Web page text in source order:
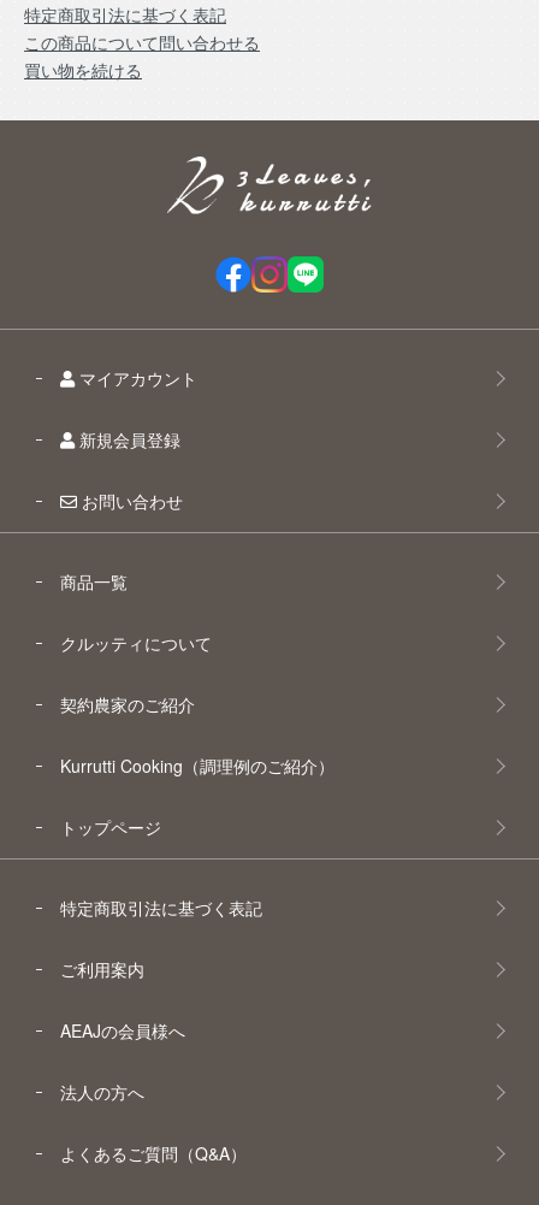
特定商取引法に基づく表記
この商品について問い合わせる
買い物を続ける
マイアカウント
新規会員登録
お問い合わせ
商品一覧
クルッティについて
契約農家のご紹介
Kurrutti Cooking（調理例のご紹介）
トップページ
特定商取引法に基づく表記
ご利用案内
AEAJの会員様へ
法人の方へ
よくあるご質問（Q&A）